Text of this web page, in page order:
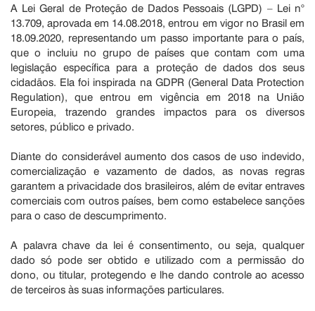
A Lei Geral de Proteção de Dados Pessoais (LGPD) – Lei n°
13.709, aprovada em 14.08.2018, entrou em vigor no Brasil em
18.09.2020, representando um passo importante para o país,
que o incluiu no grupo de países que contam com uma
legislação específica para a proteção de dados dos seus
cidadãos. Ela foi inspirada na GDPR (General Data Protection
Regulation), que entrou em vigência em 2018 na União
Europeia, trazendo grandes impactos para os diversos
setores, público e privado.
Diante do considerável aumento dos casos de uso indevido,
comercialização e vazamento de dados, as novas regras
garantem a privacidade dos brasileiros, além de evitar entraves
comerciais com outros países, bem como estabelece sanções
para o caso de descumprimento.
A palavra chave da lei é consentimento, ou seja, qualquer
dado só pode ser obtido e utilizado com a permissão do
dono, ou titular, protegendo e lhe dando controle ao acesso
de terceiros às suas informações particulares.